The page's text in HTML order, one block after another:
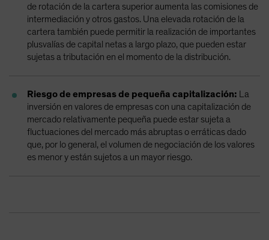
de rotación de la cartera superior aumenta las comisiones de
intermediación y otros gastos. Una elevada rotación de la
cartera también puede permitir la realización de importantes
plusvalías de capital netas a largo plazo, que pueden estar
sujetas a tributación en el momento de la distribución.
Riesgo de empresas de pequeña capitalización: La
inversión en valores de empresas con una capitalización de
mercado relativamente pequeña puede estar sujeta a
fluctuaciones del mercado más abruptas o erráticas dado
que, por lo general, el volumen de negociación de los valores
es menor y están sujetos a un mayor riesgo.